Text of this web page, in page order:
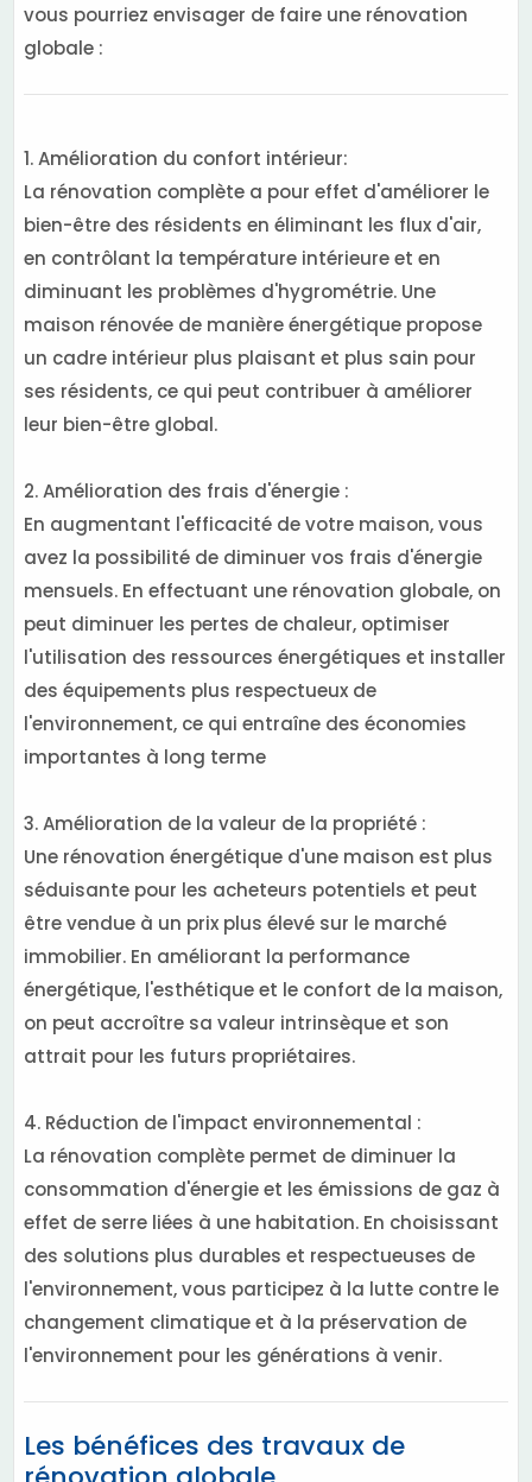
vous pourriez envisager de faire une rénovation
globale :
1. Amélioration du confort intérieur:
La rénovation complète a pour effet d'améliorer le
bien-être des résidents en éliminant les flux d'air,
en contrôlant la température intérieure et en
diminuant les problèmes d'hygrométrie. Une
maison rénovée de manière énergétique propose
un cadre intérieur plus plaisant et plus sain pour
ses résidents, ce qui peut contribuer à améliorer
leur bien-être global.
2. Amélioration des frais d'énergie :
En augmentant l'efficacité de votre maison, vous
avez la possibilité de diminuer vos frais d'énergie
mensuels. En effectuant une rénovation globale, on
peut diminuer les pertes de chaleur, optimiser
l'utilisation des ressources énergétiques et installer
des équipements plus respectueux de
l'environnement, ce qui entraîne des économies
importantes à long terme
3. Amélioration de la valeur de la propriété :
Une rénovation énergétique d'une maison est plus
séduisante pour les acheteurs potentiels et peut
être vendue à un prix plus élevé sur le marché
immobilier. En améliorant la performance
énergétique, l'esthétique et le confort de la maison,
on peut accroître sa valeur intrinsèque et son
attrait pour les futurs propriétaires.
4. Réduction de l'impact environnemental :
La rénovation complète permet de diminuer la
consommation d'énergie et les émissions de gaz à
effet de serre liées à une habitation. En choisissant
des solutions plus durables et respectueuses de
l'environnement, vous participez à la lutte contre le
changement climatique et à la préservation de
l'environnement pour les générations à venir.
Les bénéfices des travaux de